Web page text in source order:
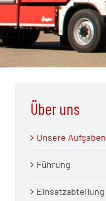
Über uns
Unsere Aufgaben
Führung
Einsatzabteilung